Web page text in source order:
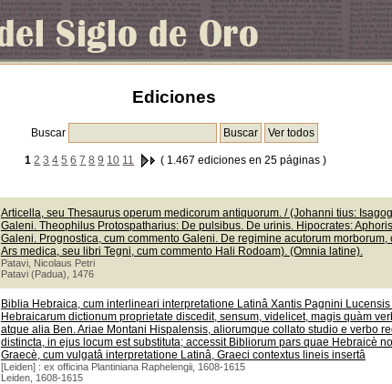
Ediciones
Buscar
1 2 3 4 5 6 7 8 9 10 11 ( 1.467 ediciones en 25 páginas )
Articella, seu Thesaurus operum medicorum antiquorum. / (Johanni tius:
Galeni. Theophilus Protospatharius: De pulsibus. De urinis. Hipocrates:
Galeni. Prognostica, cum commento Galeni. De regimine acutorum
Ars medica, seu libri Tegni, cum commento Hali Rodoam). (Omnia latine).
Patavi, Nicolaus Petri
Patavi (Padua), 1476
Biblia Hebraica, cum interlineari interpretatione Latinâ Xantis Pagnini
Hebraicarum dictionum proprietate discedit, sensum, videlicet, magis quàm
atque alia Ben. Ariae Montani Hispalensis, aliorumque collato studio e verbo
distincta, in ejus locum est substituta; accessit Bibliorum pars quae Hebraicè
Graecè, cum vulgatâ interpretatione Latinâ, Graeci contextus lineis insertâ
[Leiden] : ex officina Plantiniana Raphelengii, 1608-1615
Leiden, 1608-1615